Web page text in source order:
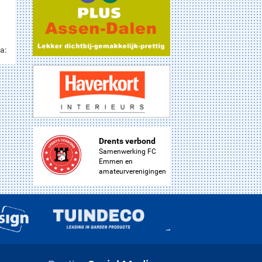
Drents verbond
Samenwerking FC
Emmen en
amateurverenigingen